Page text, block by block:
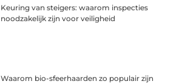
Keuring van steigers: waarom inspecties
noodzakelijk zijn voor veiligheid
Waarom bio-sfeerhaarden zo populair zijn